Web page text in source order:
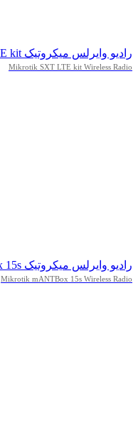
رادیو وایرلس میکروتیک SXT LTE kit
Mikrotik SXT LTE kit Wireless Radio
رادیو وایرلس میکروتیک mANTBox 15s
Mikrotik mANTBox 15s Wireless Radio